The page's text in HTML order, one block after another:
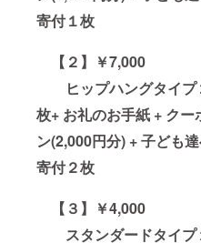
寄付１枚
【２】￥7,000
ヒップハングタイプ
枚+ お礼のお手紙 + クー
ン(2,000円分) + 子ども
寄付２枚
【３】￥4,000
スタンダードタイプ